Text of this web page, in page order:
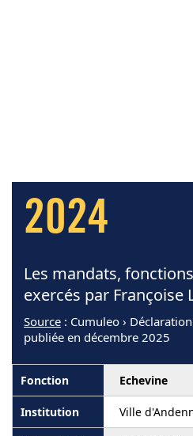
2024
Les mandats,
exercés par Françoise
Source : Cumuleo ›
publiée en décembre 2025
Echevine
Ville